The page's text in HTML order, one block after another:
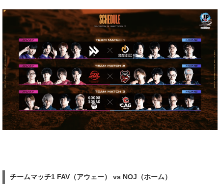
チームマッチ1 FAV（アウェー） vs NOJ（ホーム）